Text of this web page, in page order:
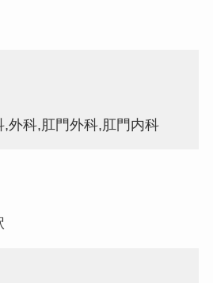
,外科,肛門外科,肛門内科